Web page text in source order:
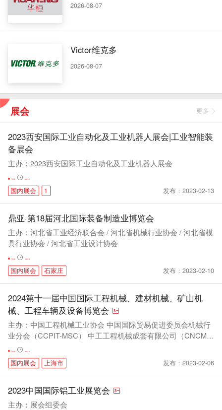
2026-08-07
Victor维克多
2026-08-07
展会 更多
2023西安国际工业自动化及工业机器人展会|工业智能装
备展会
主办：2023西安国际工业自动化及工业机器人展会
已结束 2023-03-19
国内展会 1 发布：2023-02-13
鼎亚·第18届河北国际装备制造业博览会
主办：河北省工业经济联合会 / 河北省机械行业协会 / 河北省模
具行业协会 / 河北省工业设计协会
已结束 2023-04-02
国内展会 石家庄 发布：2023-02-10
2024第十一届中国国际工程机械、建材机械、矿山机
械、工程车辆及设备博览会
主办：中国工程机械工业协会 中国国际贸易促进委员会机械行
业分会（CCPIT-MSC） 中工工程机械成套有限公司（CNCM
C）
已结束 2024-11-29
国内展会 上海市 发布：2023-02-06
2023中国国际铝工业展览会
主办：展会组委会